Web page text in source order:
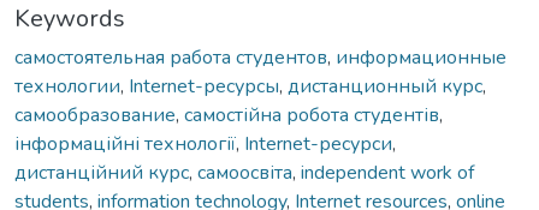
Keywords
самостоятельная работа студентов, информационные
технологии, Internet-ресурсы, дистанционный курс,
самообразование, самостійна робота студентів,
інформаційні технології, Internet-ресурси,
дистанційний курс, самоосвіта, independent work of
students, information technology, Internet resources, online